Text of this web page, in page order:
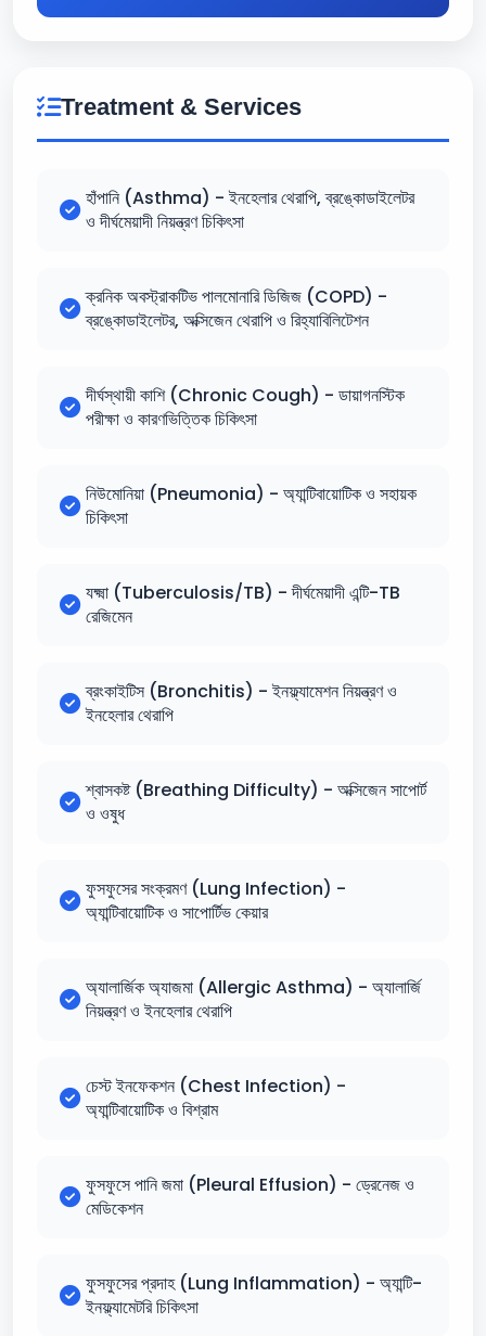
Treatment & Services
হাঁপানি (Asthma) - ইনহেলার থেরাপি, ব্রঙ্কোডাইলেটর
ও দীর্ঘমেয়াদী নিয়ন্ত্রণ চিকিৎসা
ক্রনিক অবস্ট্রাকটিভ পালমোনারি ডিজিজ (COPD) -
ব্রঙ্কোডাইলেটর, অক্সিজেন থেরাপি ও রিহ্যাবিলিটেশন
দীর্ঘস্থায়ী কাশি (Chronic Cough) - ডায়াগনস্টিক
পরীক্ষা ও কারণভিত্তিক চিকিৎসা
নিউমোনিয়া (Pneumonia) - অ্যান্টিবায়োটিক ও সহায়ক
চিকিৎসা
যক্ষ্মা (Tuberculosis/TB) - দীর্ঘমেয়াদী এন্টি-TB
রেজিমেন
ব্রংকাইটিস (Bronchitis) - ইনফ্ল্যামেশন নিয়ন্ত্রণ ও
ইনহেলার থেরাপি
শ্বাসকষ্ট (Breathing Difficulty) - অক্সিজেন সাপোর্ট
ও ওষুধ
ফুসফুসের সংক্রমণ (Lung Infection) -
অ্যান্টিবায়োটিক ও সাপোর্টিভ কেয়ার
অ্যালার্জিক অ্যাজমা (Allergic Asthma) - অ্যালার্জি
নিয়ন্ত্রণ ও ইনহেলার থেরাপি
চেস্ট ইনফেকশন (Chest Infection) -
অ্যান্টিবায়োটিক ও বিশ্রাম
ফুসফুসে পানি জমা (Pleural Effusion) - ড্রেনেজ ও
মেডিকেশন
ফুসফুসের প্রদাহ (Lung Inflammation) - অ্যান্টি-
ইনফ্ল্যামেটরি চিকিৎসা